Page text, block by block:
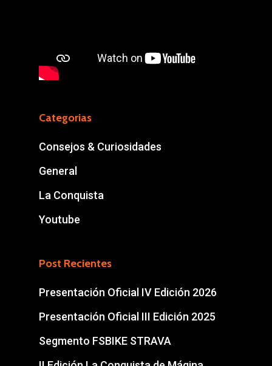
Categorias
Consejos & Curiosidades
General
La Conquista
Youtube
Post Recientes
Presentación Oficial IV Edición 2026
Presentación Oficial III Edición 2025
Segmento FSBIKE STRAVA